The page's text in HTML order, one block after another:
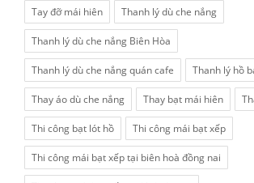
Tay đỡ mái hiên Thanh lý dù che nắng
Thanh lý dù che nắng Biên Hòa
Thanh lý dù che nắng quán cafe Thanh lý hồ
Thay áo dù che nắng Thay bạt mái hiên
Thi công bạt lót hồ Thi công mái bạt xếp
Thi công mái bạt xếp tại biên hoà đồng nai